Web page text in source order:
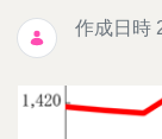
作成日時